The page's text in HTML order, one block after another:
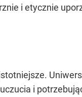
i etycznie
i